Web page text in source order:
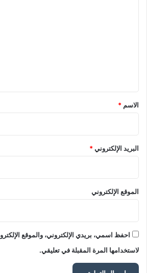
*
الاسم *
البريد الإلكتروني*
الموقع الإلكتروني
احفظ اسمي، بريدي الإلكتروني، والموقع
لاستخدامها المرة المقبلة في تعليقي.